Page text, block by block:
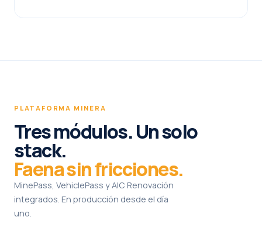
PLATAFORMA MINERA
Tres módulos. Un solo
stack.
Faena sin fricciones.
MinePass, VehiclePass y AIC Renovación
integrados. En producción desde el día
uno.